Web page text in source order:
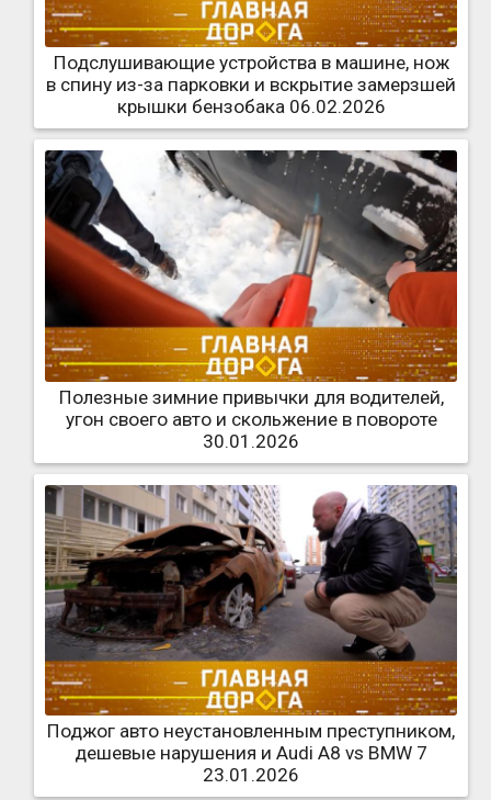
Подслушивающие устройства в машине, нож
в спину из-за парковки и вскрытие замерзшей
крышки бензобака 06.02.2026
Полезные зимние привычки для водителей,
угон своего авто и скольжение в повороте
30.01.2026
Поджог авто неустановленным преступником,
дешевые нарушения и Audi A8 vs BMW 7
23.01.2026